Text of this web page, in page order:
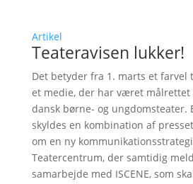
Artikel
Teateravisen lukker!
Det betyder fra 1. marts et farvel
et medie, der har været målrettet
dansk børne- og ungdomsteater.
skyldes en kombination af
om en ny
Teatercentrum, der samtidig
samarbejde med ISCENE, som